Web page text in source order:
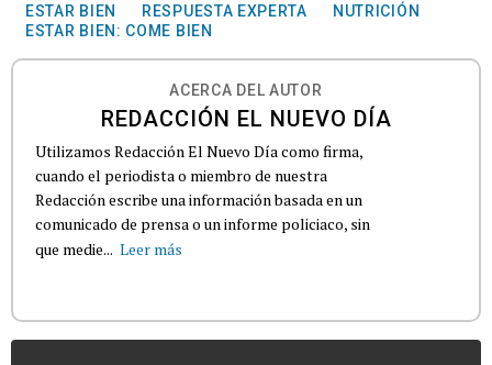
ESTAR BIEN RESPUESTA EXPERTA
NUTRICIÓN
ESTAR BIEN: COME BIEN
ACERCA DEL AUTOR
REDACCIÓN EL NUEVO DÍA
Utilizamos Redacción El Nuevo Día como firma,
cuando el periodista o miembro de nuestra
Redacción escribe una información basada en un
comunicado de prensa o un informe policiaco, sin
que medie... Leer más